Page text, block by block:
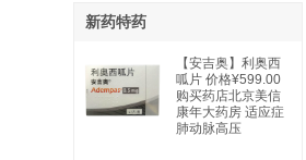
新药特药
【安吉奥】利奥西
呱片 价格¥599.00
购买药店北京美信
康年大药房 适应症
肺动脉高压